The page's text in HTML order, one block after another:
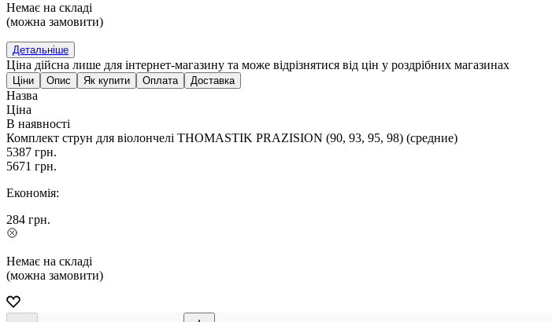
Немає на складі
(можна замовити)
Детальніше
Ціна дійсна лише для інтернет-магазину та може відрізнятися від цін у роздрібних магазинах
Ціни Опис Як купити Оплата Доставка
Назва
Ціна
В наявності
Комплект струн для віолончелі THOMASTIK PRAZISION (90, 93, 95, 98) (средние)
5387 грн.
5671 грн.
Економія:
284 грн.
Немає на складі
(можна замовити)